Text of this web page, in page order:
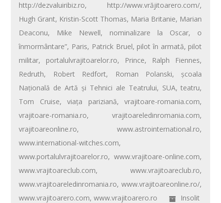
http://dezvaluiribiz.ro, http://www.vrăjitoarero.com/,
Hugh Grant, Kristin-Scott Thomas, Maria Britanie, Marian
Deaconu, Mike Newell, nominalizare la Oscar, o
înmormântare”, Paris, Patrick Bruel, pilot în armată, pilot
militar, portalulvrajitoarelor.ro, Prince, Ralph Fiennes,
Redruth, Robert Redfort, Roman Polanski,şcoala
Naţională de Artă şi Tehnici ale Teatrului, SUA,teatru,
Tom Cruise,viaţa pariziană,vrajitoare-romania.com,
vrajitoare-romania.ro,vrajitoareledinromania.com,
vrajitoareonline.ro,www.astrointernational.ro,
www.international-witches.com,
www.portalulvrajitoarelor.ro,www.vrajitoare-online.com,
www.vrajitoareclub.com,www.vrajitoareclub.ro,
www.vrajitoareledinromania.ro,www.vrajitoareonline.ro/,
www.vrajitoarero.com,www.vrajitoarero.ro
Insolit